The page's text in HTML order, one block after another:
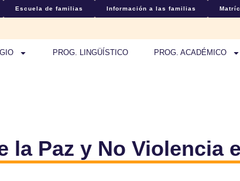
Escuela de familias Información a las familias
PROG. LINGÜÍSTICO PROG. ACADÉMICO
la Paz y No Violencia